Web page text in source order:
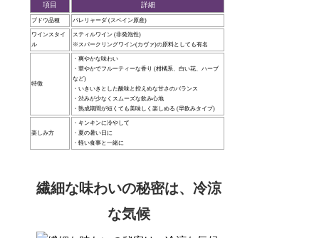
項目 詳細
ブドウ品種 パレリャーダ (スペイン原産)
ワインスタイ
ル
スティルワイン (非発泡性)
※スパークリングワイン(カヴァ)の原料としても有名
特徴
・爽やかな味わい
・華やかでフルーティーな香り (柑橘系、白い花、ハーブ
など)
・いきいきとした酸味と控えめな甘さのバランス
・渋みが少なくスムーズな飲み心地
・熟成期間が短くても美味しく楽しめる (早飲みタイプ)
楽しみ方
・キンキンに冷やして
・夏の暑い日に
・軽い食事と一緒に
繊細な味わいの秘密は、冷涼
な気候